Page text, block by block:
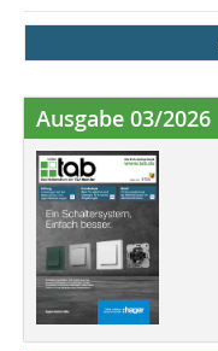
Ausgabe 03/2026